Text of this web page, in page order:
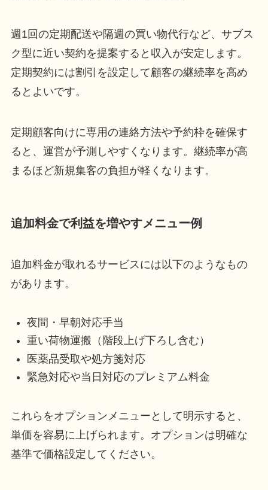
週1回の定期配送や隔週の買い物代行など、サブス
ク型に近い契約を提案すると収入が安定します。
定期契約には割引を設定して顧客の継続率を高め
るとよいです。
定期顧客向けに専用の連絡方法や予約枠を確保す
ると、運営が予測しやすくなります。継続率が高
まるほど新規集客の負担が軽くなります。
追加料金で利益を増やすメニュー例
追加料金が取れるサービスには以下のようなもの
があります。
夜間・早朝対応手当
重い荷物運搬（階段上げ下ろし含む）
医薬品受取や処方箋対応
緊急対応や当日対応のプレミアム料金
これらをオプションメニューとして明示すると、
単価を容易に上げられます。オプションは明確な
基準で価格設定してください。